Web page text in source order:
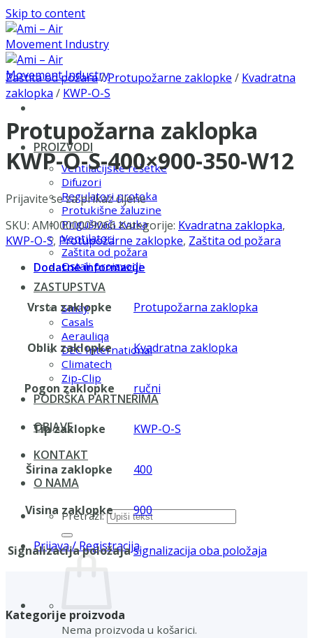
Skip to content
PROIZVODI
Ventilacijske rešetke
Difuzori
Regulatori protoka
Protukišne žaluzine
Prigušivači zvuka
Ventilatori
Zaštita od požara
Ostali proizvodi
ZASTUPSTVA
Smay
Casals
Aerauliqa
DEC International
Climatech
Zip-Clip
PODRŠKA PARTNERIMA
OBJAVE
KONTAKT
O NAMA
Pretraži:
Prijava / Registracija
Nema proizvoda u košarici.
Zaštita od požara/Protupožarne zaklopke / Kvadratna
zaklopka / KWP-O-S
Protupožarna zaklopka
KWP-O-S-400×900-350-W12
Prijavite se za prikaz cijene
SKU: AMI0000009066Kategorije: Kvadratna zaklopka,
KWP-O-S, Protupožarne zaklopke, Zaštita od požara
Dodatne informacije
Vrsta zaklopke Protupožarna zaklopka
Oblik zaklopke Kvadratna zaklopka
Pogon zaklopke ručni
Tip zaklopke KWP-O-S
Širina zaklopke 400
Visina zaklopke 900
Signalizacija položajasignalizacija oba položaja
Kategorije proizvoda